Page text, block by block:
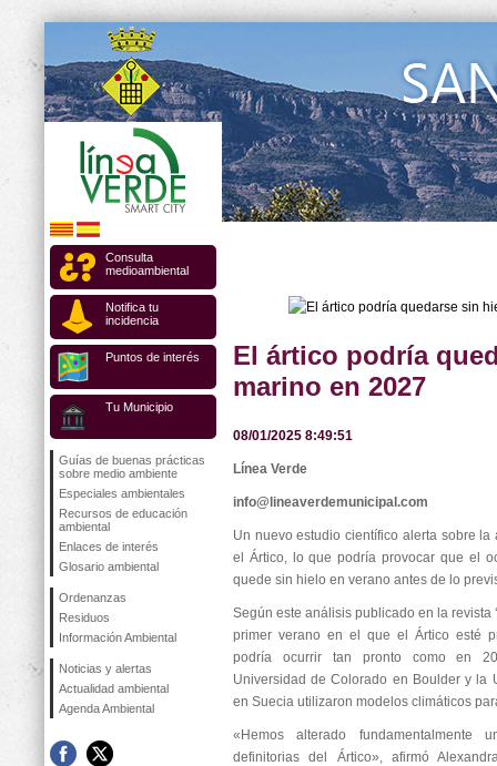
Consulta
medioambiental
Notifica tu
incidencia
Puntos de interés
Tu Municipio
Guías de buenas prácticas
sobre medio ambiente
Especiales ambientales
Recursos de educación
ambiental
Enlaces de interés
Glosario ambiental
Ordenanzas
Residuos
Información Ambiental
Noticias y alertas
Actualidad ambiental
Agenda Ambiental
El ártico podría
marino en 2027
08/01/2025 8:49:51
Línea Verde
info@lineaverdemunicipal.com
Un nuevo estudio científico alerta sobre
el Ártico, lo que podría provocar que el
quede sin hielo en verano antes de lo
Según este análisis publicado en la revista
primer verano en el que el Ártico esté
podría ocurrir tan pronto como en
Universidad de Colorado en Boulder y la
en Suecia utilizaron modelos climáticos
«Hemos alterado fundamentalmente
definitorias del Ártico», afirmó